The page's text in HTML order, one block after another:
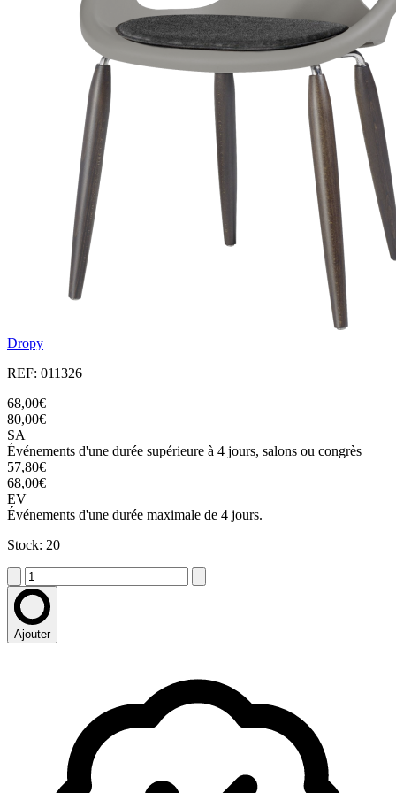
Dropy
REF: 011326
68,00€
80,00€
SA
Événements d'une durée supérieure à 4 jours, salons ou congrès
57,80€
68,00€
EV
Événements d'une durée maximale de 4 jours.
Stock: 20
Ajouter